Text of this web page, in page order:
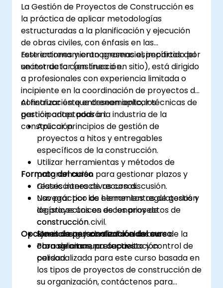
La Gestión de Proyectos de Construcción es
la práctica de aplicar metodologías
estructuradas a la planificación y ejecución
de obras civiles, con énfasis en las
restricciones y cronogramas específicos del
sector de la construcción.
Este entrenamiento presencial, impartido por
un instructor (en línea o en sitio), está dirigido
a profesionales con experiencia limitada o
incipiente en la coordinación de proyectos de
construcción que deseen aplicar técnicas de
gestión adaptadas a la industria de la
construcción.
Al finalizar este entrenamiento, los
participantes podrán:
Aplicar principios de gestión de
proyectos a hitos y entregables
específicos de la construcción.
Utilizar herramientas y métodos de
programación para gestionar plazos y
restricciones de recursos.
Navegar por los elementos regulatorios y
logísticos únicos de los proyectos de
construcción.
Monitorear y controlar el avance de la
obra de manera efectiva.
Formato del curso
Clases interactivas con discusión.
Uso práctico de herramientas de gestión
de proyectos en escenarios de
construcción civil.
Ejercicios guiados enfocados en
cronogramas, presupuesto y control de
calidad.
Opciones de personalización del curso
Para solicitar una capacitación
personalizada para este curso basada en
los tipos de proyectos de construcción de
su organización, contáctenos para